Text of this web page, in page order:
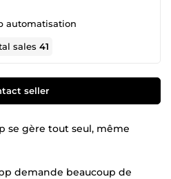
automatisation
sales41
seller
se gère tout seul, même
demande beaucoup de